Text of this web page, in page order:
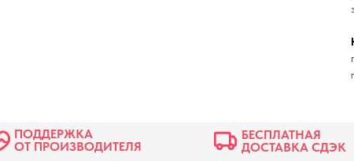
БЕСПЛАТНАЯ
ДОСТАВКА СДЭК
ПОДДЕРЖКА
ОТ ПРОИЗВОДИТЕЛЯ